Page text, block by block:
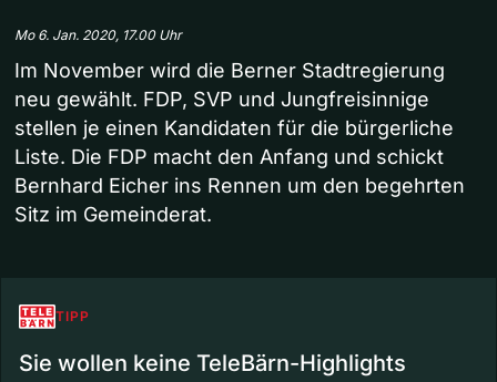
Mo 6. Jan. 2020, 17.00 Uhr
Im November wird die Berner Stadtregierung
neu gewählt. FDP, SVP und Jungfreisinnige
stellen je einen Kandidaten für die bürgerliche
Liste. Die FDP macht den Anfang und schickt
Bernhard Eicher ins Rennen um den begehrten
Sitz im Gemeinderat.
TIPP
Sie wollen keine TeleBärn-Highlights